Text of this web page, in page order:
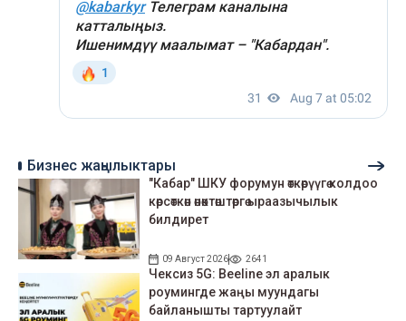
Бизнес жаңылыктары
"Кабар" ШКУ форумун өткөрүүгө колдоо
көрсөткөн өнөктөштөргө ыраазычылык
билдирет
09 Август 2026 2641
Чексиз 5G: Beeline эл аралык
роумингде жаңы муундагы
байланышты тартуулайт